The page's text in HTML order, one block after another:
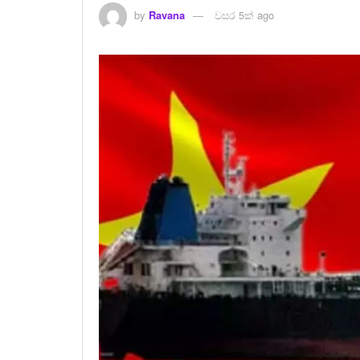
by Ravana වසර 5ක් ago